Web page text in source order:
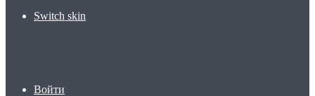
Switch skin
Войти